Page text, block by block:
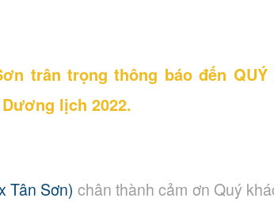
trân trọng thông báo đến QUÝ
lịch 2022.
Tân Sơn) chân thành cảm ơn Quý